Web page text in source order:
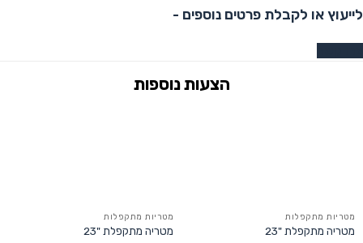
לייעוץ או לקבלת פרטים נוספים -
מטריות מתקפלות
מטריה מתקפלת "23
מטריות מתקפלות
מטריה מתקפלת "23